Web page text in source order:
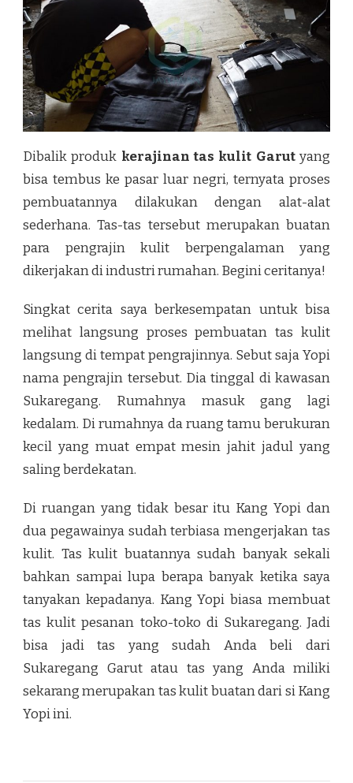
Dibalik produk kerajinan tas kulit Garutyang
bisa tembus ke pasar luar negri, ternyata proses
pembuatannya dilakukan dengan alat-alat
sederhana. Tas-tas tersebut merupakan buatan
para pengrajin kulit berpengalaman yang
dikerjakan di industri rumahan. Begini ceritanya!
Singkat cerita saya berkesempatan untuk bisa
melihat langsung proses pembuatan tas kulit
langsung di tempat pengrajinnya. Sebut saja Yopi
nama pengrajin tersebut. Dia tinggal di kawasan
Sukaregang. Rumahnya masuk gang lagi
kedalam. Di rumahnya da ruang tamu berukuran
kecil yang muat empat mesin jahit jadul yang
saling berdekatan.
Di ruangan yang tidak besar itu Kang Yopi dan
dua pegawainya sudah terbiasa mengerjakan tas
kulit. Tas kulit buatannya sudah banyak sekali
bahkan sampai lupa berapa banyak ketika saya
tanyakan kepadanya. Kang Yopi biasa membuat
tas kulit pesanan toko-toko di Sukaregang. Jadi
bisa jadi tas yang sudah Anda beli dari
Sukaregang Garut atau tas yang Anda miliki
sekarang merupakan tas kulit buatan dari si Kang
Yopi ini.